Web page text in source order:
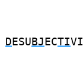
D ESU BJ ECTI